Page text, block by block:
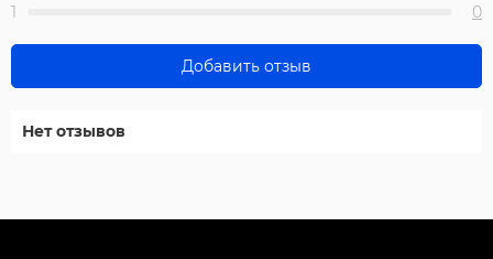
1
0
Добавить отзыв
Нет отзывов